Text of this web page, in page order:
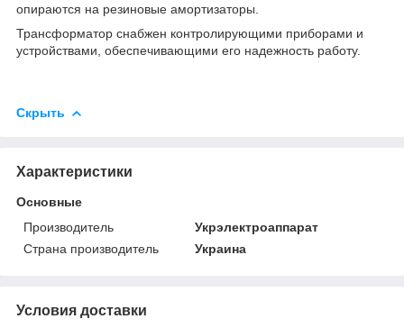
опираются на резиновые амортизаторы.
Трансформатор снабжен контролирующими приборами и
устройствами, обеспечивающими его надежность работу.
Скрыть
Характеристики
Основные
Производитель
Укрэлектроаппарат
Страна производитель
Украина
Условия доставки